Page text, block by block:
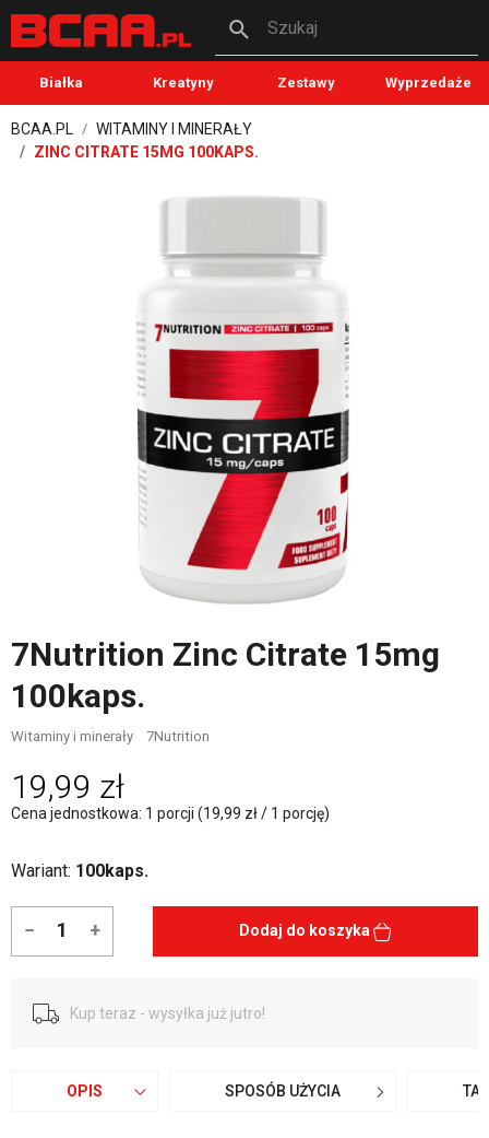
Szukaj
Białka Kreatyny Zestawy Wyprzedaże
BCAA.PL
WITAMINY I MINERAŁY
ZINC CITRATE 15MG 100KAPS.
7Nutrition Zinc Citrate 15mg
100kaps.
Witaminy i minerały 7Nutrition
19,99 zł
Cena jednostkowa: 1 porcji (19,99 zł / 1 porcję)
Wariant: 100kaps.
− + Dodaj do koszyka
Kup teraz - wysyłka już jutro!
OPIS SPOSÓB UŻYCIA